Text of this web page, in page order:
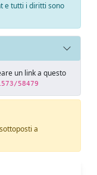
e tutti i diritti sono
un link a questo
58479
a